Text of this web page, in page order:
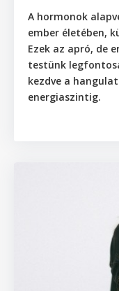
A hormonok
ember életében,
Ezek az apró, de
testünk
kezdve a
energiaszintig.